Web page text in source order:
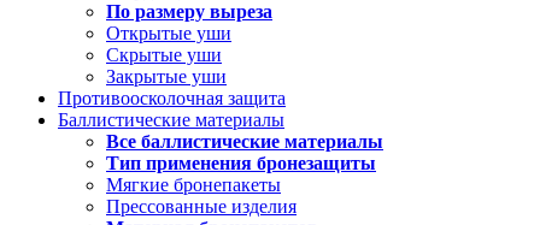
По размеру выреза
Открытые уши
Скрытые уши
Закрытые уши
Противоосколочная защита
Баллистические материалы
Все баллистические материалы
Тип применения бронезащиты
Мягкие бронепакеты
Прессованные изделия